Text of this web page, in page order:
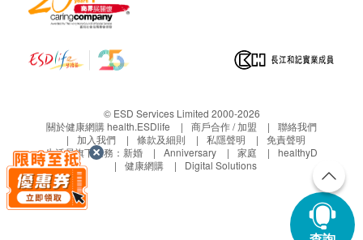
© ESD Services Limited 2000-2026
關於健康網購 health.ESDlife
商戶合作 / 加盟
聯絡我們
加入我們
條款及細則 私隱聲明
免責聲明
生活易旗下業務： 新婚 Anniversary 家庭
healthyD
健康網購
Digital Solutions